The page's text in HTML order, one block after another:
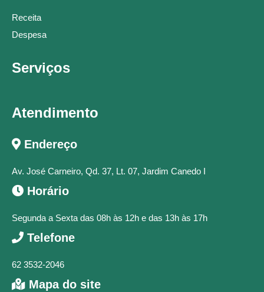
Receita
Despesa
Serviços
Atendimento
Endereço
Av. José Carneiro, Qd. 37, Lt. 07, Jardim Canedo I
Horário
Segunda a Sexta das 08h às 12h e das 13h às 17h
Telefone
62 3532-2046
Mapa do site